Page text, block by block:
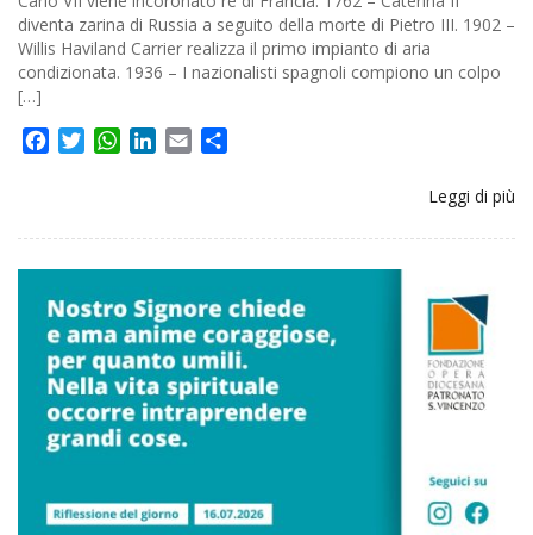
diventa zarina di Russia a seguito della morte di Pietro III. 1902 –
Willis Haviland Carrier realizza il primo impianto di aria
condizionata. 1936 – I nazionalisti spagnoli compiono un colpo
[…]
FacebookTwitterWhatsApp
LinkedIn
Email
Leggi di più